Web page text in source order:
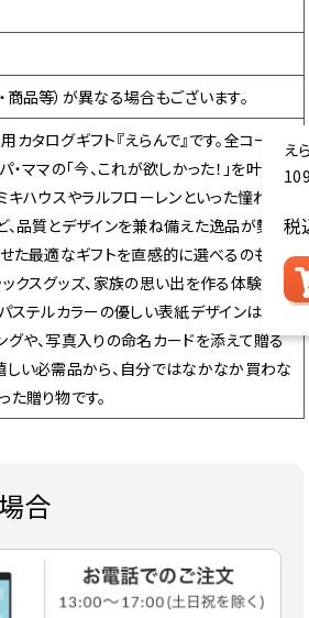
え
税
品等）が異なる場合もございます。
ログギフト『えらんで』です。全コース
・ママの「今、これが欲しかった！」を叶える
ハウスやラルフローレンといった憧れブ
、品質とデザインを兼ね備えた逸品が勢揃
た最適なギフトを直感的に選べるのも嬉
クスグッズ、家族の思い出を作る体験型ギ
テルカラーの優しい表紙デザインは、受
グや、写真入りの命名カードを添えて贈る
しい必需品から、自分ではなかなか買わな
贈り物です。
合